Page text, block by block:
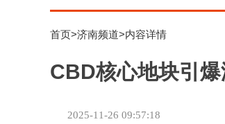
首页>济南频道>内容详情
CBD核心地块引
2025-11-26 09:57:18